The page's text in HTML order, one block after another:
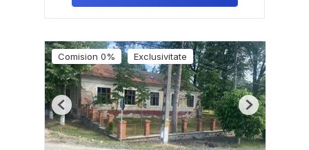
Comision 0% Exclusivitate
Previous Next